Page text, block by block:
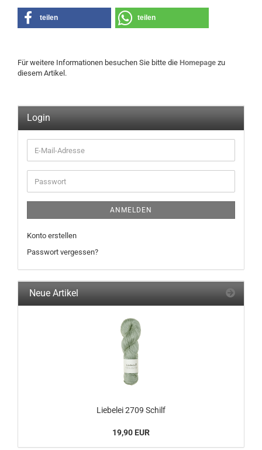
teilen teilen
Für weitere Informationen besuchen Sie bitte die Homepage zu
diesem Artikel.
Login
E-
Mail-
Adresse
Passwort
ANMELDEN
Konto erstellen
Passwort vergessen?
Neue Artikel
Liebelei 2709 Schilf
19,90 EUR